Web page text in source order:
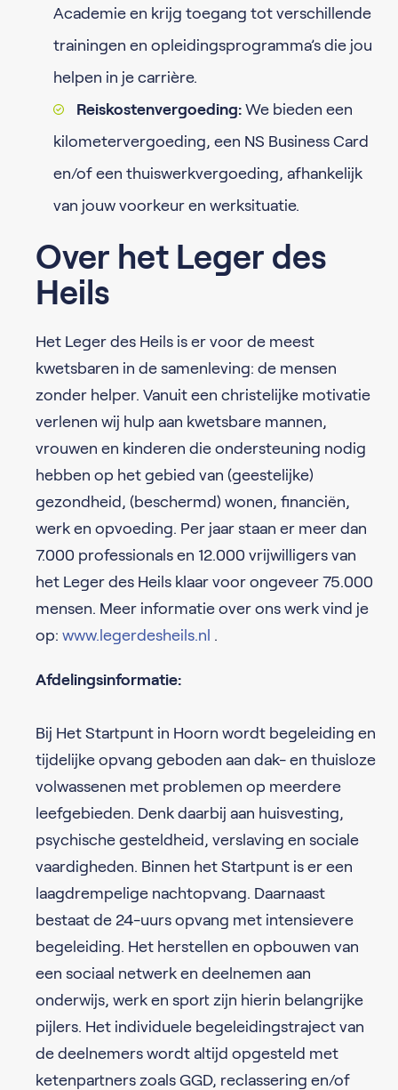
Academie en krijg toegang tot verschillende
trainingen en opleidingsprogramma’s die jou
helpen in je carrière.
Reiskostenvergoeding: We bieden een
kilometervergoeding, een NS Business Card
en/of een thuiswerkvergoeding, afhankelijk
van jouw voorkeur en werksituatie.
Over het Leger des
Heils
Het Leger des Heils is er voor de meest
kwetsbaren in de samenleving: de mensen
zonder helper. Vanuit een christelijke motivatie
verlenen wij hulp aan kwetsbare mannen,
vrouwen en kinderen die ondersteuning nodig
hebben op het gebied van (geestelijke)
gezondheid, (beschermd) wonen, financiën,
werk en opvoeding. Per jaar staan er meer dan
7.000 professionals en 12.000 vrijwilligers van
het Leger des Heils klaar voor ongeveer 75.000
mensen. Meer informatie over ons werk vind je
op: www.legerdesheils.nl .
Afdelingsinformatie:
Bij Het Startpunt in Hoorn wordt begeleiding en
tijdelijke opvang geboden aan dak- en thuisloze
volwassenen met problemen op meerdere
leefgebieden. Denk daarbij aan huisvesting,
psychische gesteldheid, verslaving en sociale
vaardigheden. Binnen het Startpunt is er een
laagdrempelige nachtopvang. Daarnaast
bestaat de 24-uurs opvang met intensievere
begeleiding. Het herstellen en opbouwen van
een sociaal netwerk en deelnemen aan
onderwijs, werk en sport zijn hierin belangrijke
pijlers. Het individuele begeleidingstraject van
de deelnemers wordt altijd opgesteld met
ketenpartners zoals GGD, reclassering en/of